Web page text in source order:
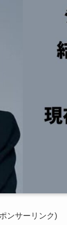
ンサーリンク)